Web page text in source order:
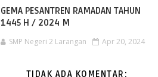
GEMA PESANTREN RAMADAN TAHUN
1445 H / 2024 M
SMP Negeri 2 Larangan Apr 20, 2024
TIDAK ADA KOMENTAR: